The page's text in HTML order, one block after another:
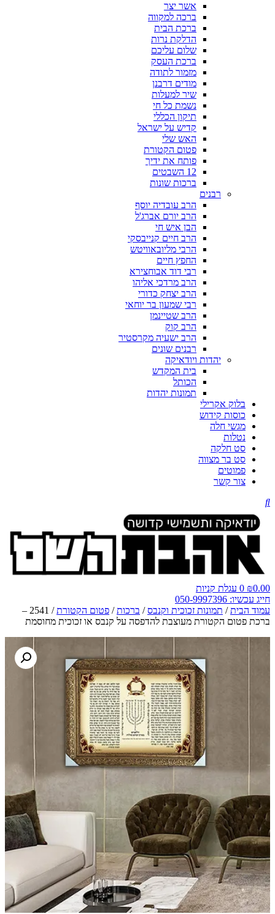
אשר יצר
ברכה למקווה
ברכת הבית
הדלקת נרות
שלום עליכם
ברכת העסק
מזמור לתודה
מודים דרבנן
שיר למעלות
נשמת כל חי
תיקון הכללי
קדיש על ישראל
האש שלי
פטום הקטורת
פותח את ידיך
12 השבטים
ברכות שונות
רבנים
הרב עובדיה יוסף
הרב יורם אברג'ל
הבן איש חי
הרב חיים קנייבסקי
הרבי מליובאוויטש
החפץ חיים
רבי דוד אבוחצירא
הרב מרדכי אליהו
הרב יצחק כדורי
רבי שמעון בר יוחאי
הרב שטיינמן
הרב קוק
הרב ישעיה מקרסטיר
רבנים שונים
יהדות ויודאיקה
בית המקדש
הכותל
תמונות יהדות
בלוק אקרילי
כוסות קידוש
מגשי חלה
נטלות
סט חלקה
סט בר מצווה
פמוטים
צור קשר
₪0.00
0 עגלת קניות
חייג עכשיו: 050-9997396
עמוד הבית/ תמונות זכוכית וקנבס/ ברכות/ פטום הקטורת
/ 2541 –
ברכת פטום הקטורת מעוצבת להדפסה על קנבס או זכוכית מחוסמת